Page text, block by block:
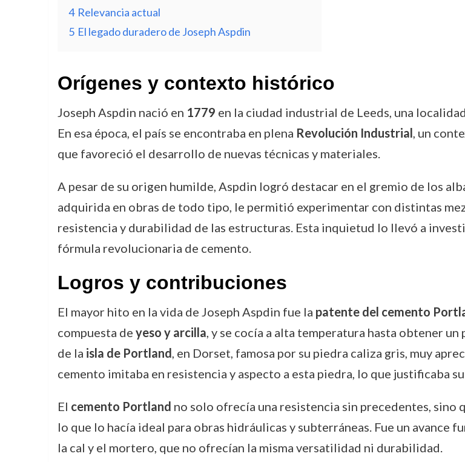
4 Relevancia actual
5 El legado duradero de Joseph Aspdin
Orígenes y contexto histórico
Joseph Aspdin nació en 1779 en la ciudad industrial de Leeds, una
En esa época, el país se encontraba en plena Revolución Industrial, un
que favoreció el desarrollo de nuevas técnicas y materiales.
A pesar de su origen humilde, Aspdin logró destacar en el gremio de los
adquirida en obras de todo tipo, le permitió experimentar con distintas
resistencia y durabilidad de las estructuras. Esta inquietud lo llevó a
fórmula revolucionaria de cemento.
Logros y contribuciones
El mayor hito en la vida de Joseph Aspdin fue la patente del cemento
compuesta de yeso y arcilla, y se cocía a alta temperatura hasta obtener
de la isla de Portland, en Dorset, famosa por su piedra caliza gris, muy
cemento imitaba en resistencia y aspecto a esta piedra, lo que justificaba
El cemento Portland no solo ofrecía una resistencia sin precedentes, sino
lo que lo hacía ideal para obras hidráulicas y subterráneas. Fue un
la cal y el mortero, que no ofrecían la misma versatilidad ni durabilidad.